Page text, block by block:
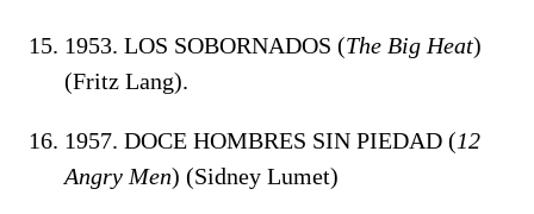
1953. LOS SOBORNADOS (The Big Heat)
(Fritz Lang).
1957. DOCE HOMBRES SIN PIEDAD (12
Angry Men) (Sidney Lumet)